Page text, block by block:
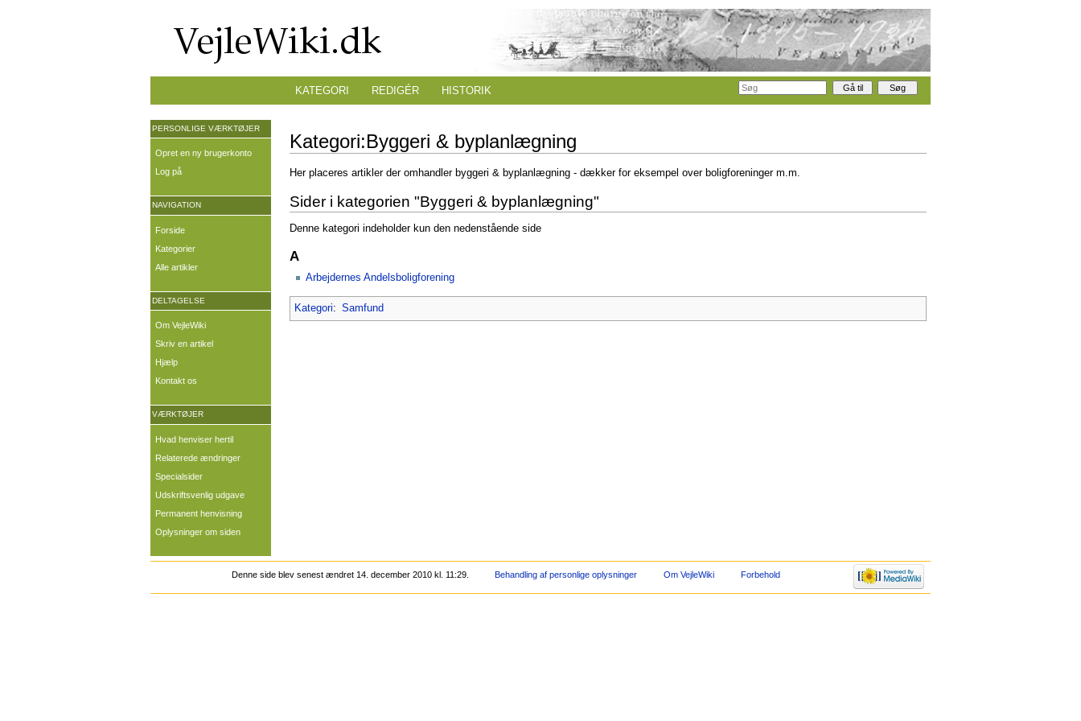
Kategori:Byggeri & byplanlægning
Her placeres artikler der omhandler byggeri & byplanlægning - dækker for eksempel over boligforeninger m.m.
Sider i kategorien "Byggeri & byplanlægning"
Denne kategori indeholder kun den nedenstående side
A
Arbejdernes Andelsboligforening
Kategori: Samfund
KATEGORI REDIGÉR HISTORIK
PERSONLIGE VÆRKTØJER
Opret en ny brugerkonto
Log på
NAVIGATION
Forside
Kategorier
Alle artikler
DELTAGELSE
Om VejleWiki
Skriv en artikel
Hjælp
Kontakt os
VÆRKTØJER
Hvad henviser hertil
Relaterede ændringer
Specialsider
Udskriftsvenlig udgave
Permanent henvisning
Oplysninger om siden
Denne side blev senest ændret 14. december 2010 kl. 11:29. Behandling af personlige oplysninger Om VejleWiki Forbehold